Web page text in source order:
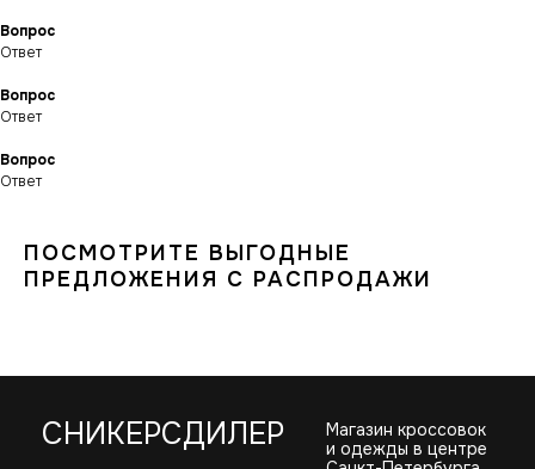
Вопрос
Ответ
Вопрос
Ответ
Вопрос
Ответ
ПОСМОТРИТЕ ВЫГОДНЫЕ
ПРЕДЛОЖЕНИЯ С РАСПРОДАЖИ
конфиденциальности
Обувь
Сумки и аксессуары